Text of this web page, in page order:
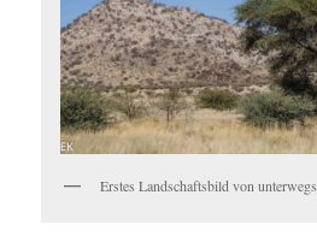
Erstes Landschaftsbild von unterwegs